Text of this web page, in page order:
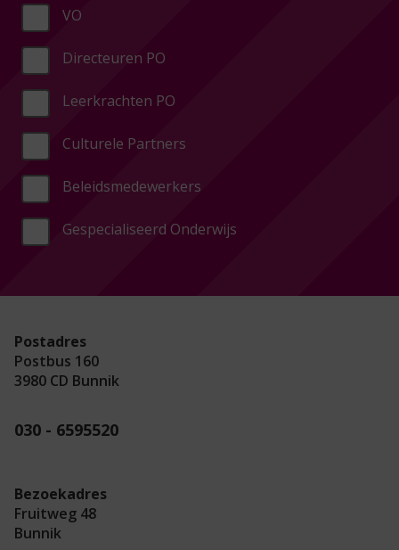
VO
Directeuren PO
Leerkrachten PO
Culturele Partners
Beleidsmedewerkers
Gespecialiseerd Onderwijs
Postadres
Postbus 160
3980 CD Bunnik
030 - 6595520
Bezoekadres
Fruitweg 48
Bunnik